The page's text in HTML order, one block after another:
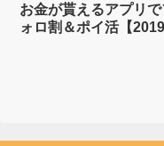
お金が貰えるアプリで
ォロ割＆ポイ活【2019